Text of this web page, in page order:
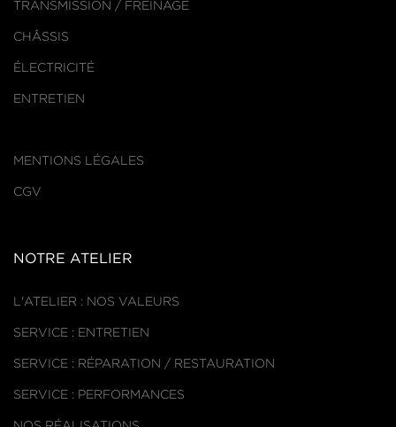
TRANSMISSION / FREINAGE
CHÂSSIS
ÉLECTRICITÉ
ENTRETIEN
MENTIONS LÉGALES
CGV
NOTRE ATELIER
L'ATELIER : NOS VALEURS
SERVICE : ENTRETIEN
SERVICE : RÉPARATION / RESTAURATION
SERVICE : PERFORMANCES